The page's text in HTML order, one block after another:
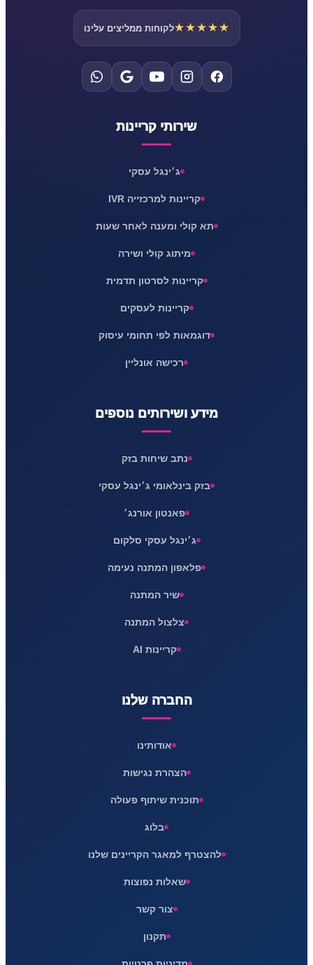
★★★★★לקוחות ממליצים עלינו
שירותי קריינות
ג׳ינגל עסקי
קריינות למרכזייה IVR
תא קולי ומענה לאחר שעות
מיתוג קולי ושירה
קריינות לסרטון תדמית
קריינות לעסקים
דוגמאות לפי תחומי עיסוק
רכישה אונליין
מידע ושירותים נוספים
נתב שיחות בזק
בזק בינלאומי ג׳ינגל עסקי
פאנטון אורנג׳
ג׳ינגל עסקי סלקום
פלאפון המתנה נעימה
שיר המתנה
צלצול המתנה
קריינות AI
החברה שלנו
אודותינו
הצהרת נגישות
תוכנית שיתוף פעולה
בלוג
להצטרף למאגר הקריינים שלנו
שאלות נפוצות
צור קשר
תקנון